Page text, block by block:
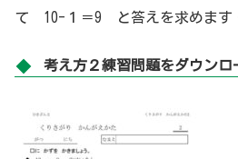
て 10-１＝9 と答えを求めます
考え方２練習問題をダウンロ